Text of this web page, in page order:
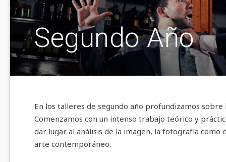
Segundo Año
En los talleres de segundo año profundizamos
Comenzamos con un intenso trabajo teórico y
dar lugar al análisis de la imagen, la fotografía
arte contemporáneo.